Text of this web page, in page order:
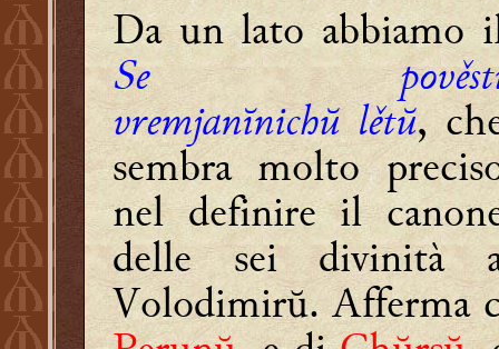
Da un lato abbiamo
Se
vremjanĭnichŭ lětŭ,
sembra molto
nel definire il
delle sei divinità
Volodimirŭ. Afferma